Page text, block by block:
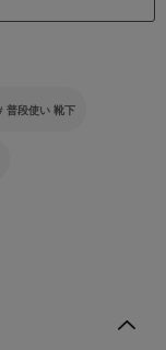
普段使い 靴下